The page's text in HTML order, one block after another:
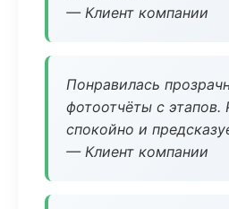
— Клиент компании
Понравилась
фотоотчёты с этапов.
спокойно и
— Клиент компании